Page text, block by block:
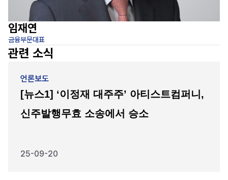
임재연
금융부문대표
관련 소식
언론보도
[뉴스1] ‘이정재 대주주’ 아티스트컴퍼니,
신주발행무효 소송에서 승소
25-09-20